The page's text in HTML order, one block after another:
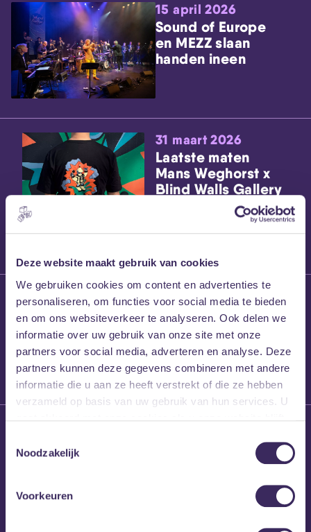
Deze website maakt gebruik van cookies
We gebruiken cookies om content en advertenties te
personaliseren, om functies voor social media te bieden
en om ons websiteverkeer te analyseren. Ook delen we
informatie over uw gebruik van onze site met onze
partners voor social media, adverteren en analyse. Deze
partners kunnen deze gegevens combineren met andere
informatie die u aan ze heeft verstrekt of die ze hebben
verzameld op basis van uw gebruik van hun services. U
Noodzakelijk
Voorkeuren
15 april 2026
Sound of Europe
en MEZZ slaan
handen ineen
31 maart 2026
Laatste maten
Mans Weghorst x
Blind Walls Gallery
x MEZZ shirts
27 maart 2026
Willem’s Blog:
Frans Kalf
Willem’s Blog: High